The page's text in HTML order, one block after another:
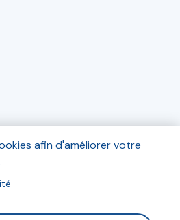
afin d'améliorer votre